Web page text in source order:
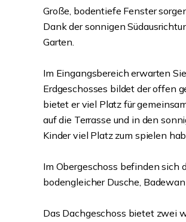
Große, bodentiefe Fenster
Dank der sonnigen
Garten.
Im Eingangsbereich erwarten
Erdgeschosses bildet der offen
bietet er viel Platz für
auf die Terrasse und in den
Kinder viel Platz zum spielen
Im Obergeschoss befinden sich
bodengleicher Dusche,
Das Dachgeschoss bietet zwei